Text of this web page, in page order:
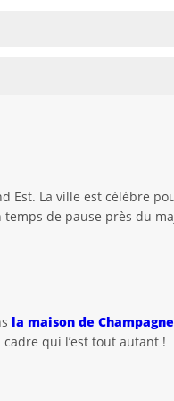
Est. La ville est célèbre
de pause près du
la maison de
qui l’est tout autant !